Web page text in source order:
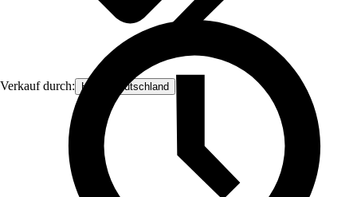
Verkauf durch: Hecht Deutschland